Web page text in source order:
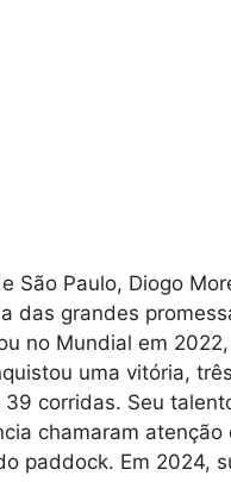
São Paulo, Diogo
das grandes
no Mundial em
uma vitória,
39 corridas. Seu
chamaram atenção
paddock. Em 2024,